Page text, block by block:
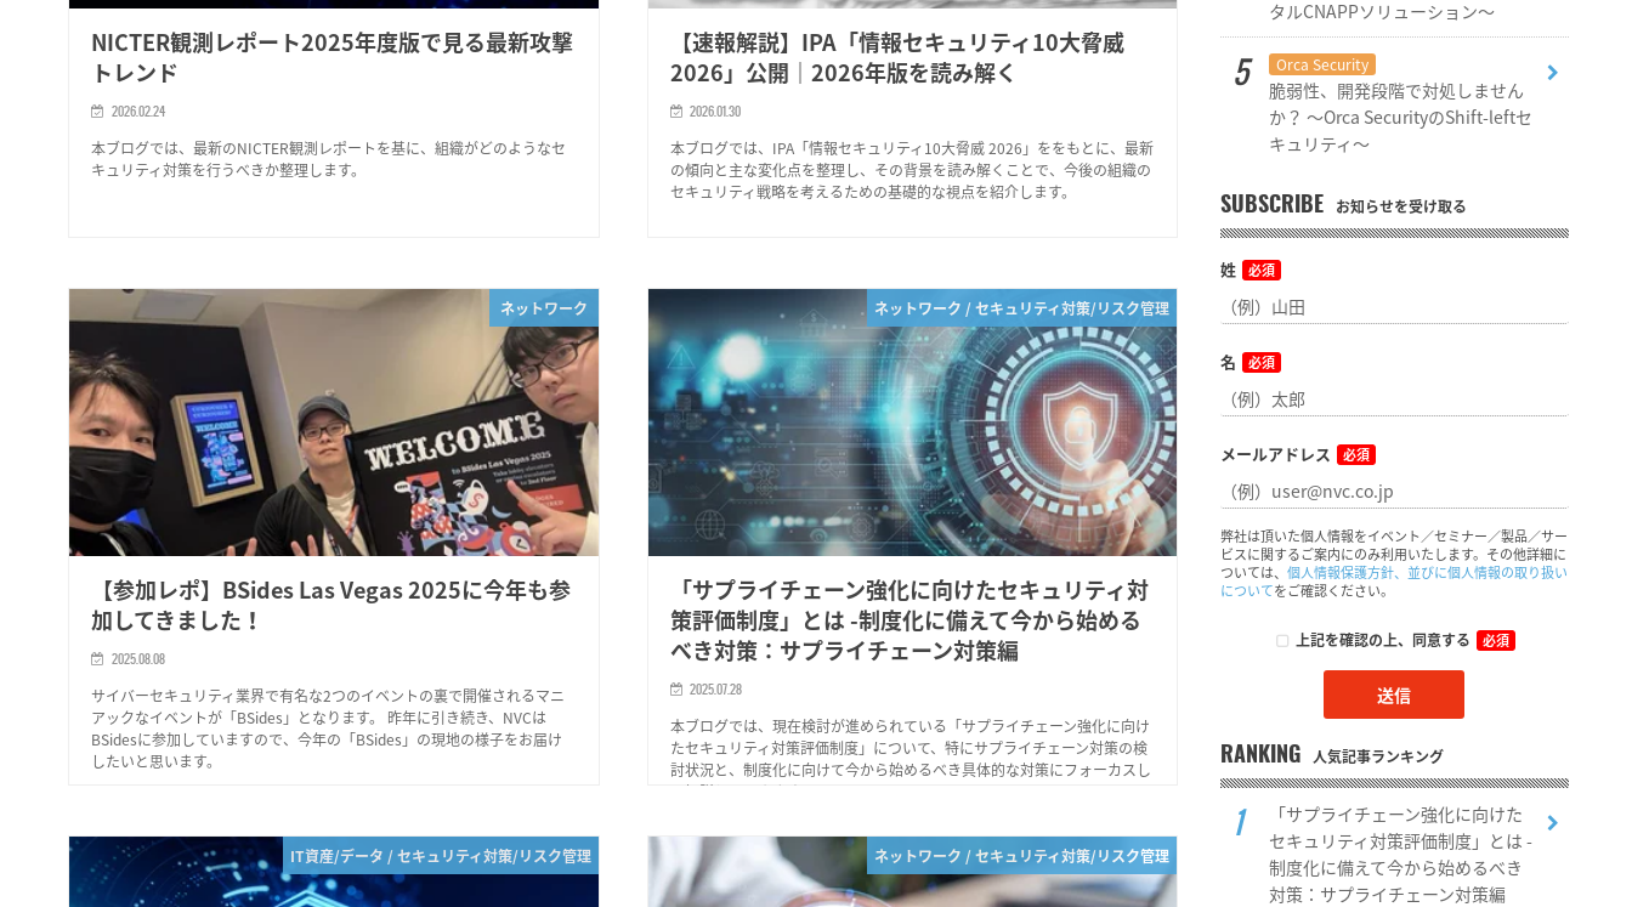
NICTER観測レポート2025年度版で見る最新攻撃
トレンド
2026.02.24
本ブログでは、最新のNICTER観測レポートを基に、組織がどのようなセ
キュリティ対策を行うべきか整理します。
【速報解説】IPA「情報セキュリティ10大脅威
2026」公開｜2026年版を読み解く
2026.01.30
本ブログでは、IPA「情報セキュリティ10大脅威 2026」ををもとに、最新
の傾向と主な変化点を整理し、その背景を読み解くことで、今後の組織の
セキュリティ戦略を考えるための基礎的な視点を紹介します。
ネットワーク
【参加レポ】BSides Las Vegas 2025に今年も参
加してきました！
2025.08.08
サイバーセキュリティ業界で有名な2つのイベントの裏で開催されるマニ
アックなイベントが「BSides」となります。 昨年に引き続き、NVCは
BSidesに参加していますので、今年の「BSides」の現地の様子をお届け
したいと思います。
ネットワーク / セキュリティ対策/リスク管理
「サプライチェーン強化に向けたセキュリティ対
策評価制度」とは -制度化に備えて今から始める
べき対策：サプライチェーン対策編
2025.07.28
本ブログでは、現在検討が進められている「サプライチェーン強化に向け
たセキュリティ対策評価制度」について、特にサプライチェーン対策の検
討状況と、制度化に向けて今から始めるべき具体的な対策にフォーカスし
て解説していきます。
IT資産/データ / セキュリティ対策/リスク管理 ネットワーク / セキュリティ対策/リスク管理
タルCNAPPソリューション～
Orca Security
脆弱性、開発段階で対処しません
か？ ～Orca SecurityのShift-leftセ
キュリティ～
SUBSCRIBE お知らせを受け取る
姓 必須
名 必須
メールアドレス 必須
弊社は頂いた個人情報をイベント／セミナー／製品／サー
ビスに関するご案内にのみ利用いたします。その他詳細に
ついては、 個人情報保護方針、並びに個人情報の取り扱い
についてをご確認ください。
上記を確認の上、同意する 必須
RANKING 人気記事ランキング
「サプライチェーン強化に向けた
セキュリティ対策評価制度」とは -
制度化に備えて今から始めるべき
対策：サプライチェーン対策編